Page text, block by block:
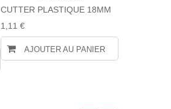
CUTTER PLASTIQUE 18MM
1,11 €
AJOUTER AU PANIER